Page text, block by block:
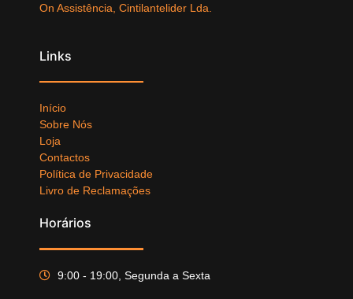
On Assistência, Cintilantelider Lda.
Links
Início
Sobre Nós
Loja
Contactos
Política de Privacidade
Livro de Reclamações
Horários
9:00 - 19:00, Segunda a Sexta